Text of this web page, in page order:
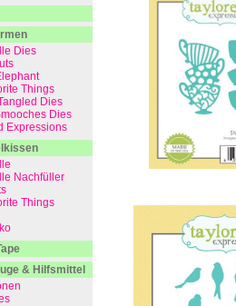
Dies
Things
Dies
Dies
Expressions
Nachfüller
Things
& Hilfsmittel